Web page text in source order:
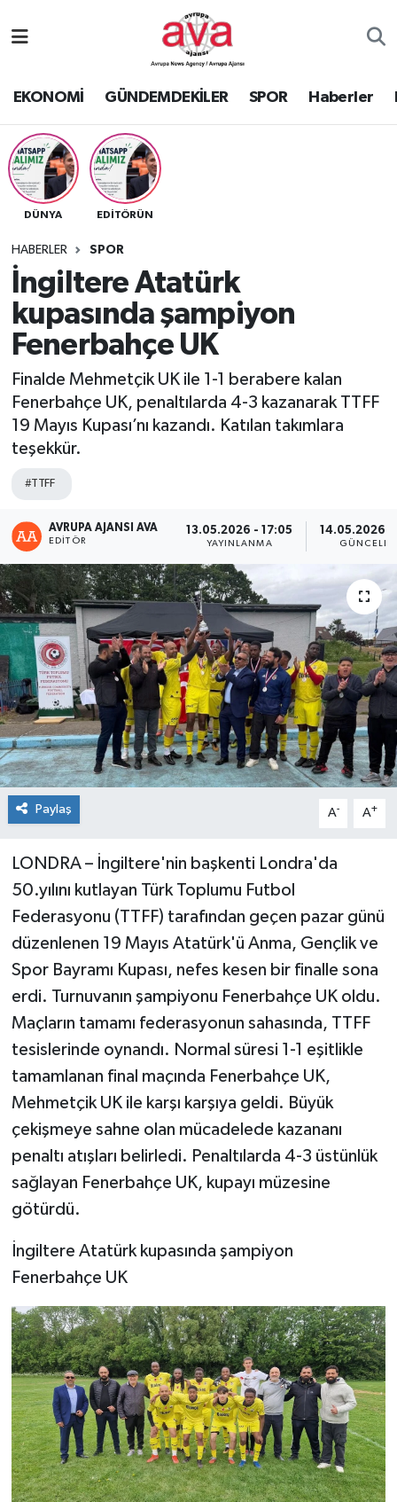
EKONOMİ GÜNDEMDEKİLER SPOR Haberler
DÜNYA EDİTÖRÜN
HABERLER SPOR
İngiltere Atatürk
kupasında şampiyon
Fenerbahçe UK
Finalde Mehmetçik UK ile 1-1 berabere kalan
Fenerbahçe UK, penaltılarda 4-3 kazanarak TTFF
19 Mayıs Kupası’nı kazandı. Katılan takımlara
teşekkür.
#TTFF
AVRUPA AJANSI AVA
EDITÖR
13.05.2026 - 17:05
YAYINLANMA
14.05.2026 -
Paylaş A- A+
LONDRA – İngiltere'nin başkenti Londra'da
50.yılını kutlayan Türk Toplumu Futbol
Federasyonu (TTFF) tarafından geçen pazar günü
düzenlenen 19 Mayıs Atatürk'ü Anma, Gençlik ve
Spor Bayramı Kupası, nefes kesen bir finalle sona
erdi. Turnuvanın şampiyonu Fenerbahçe UK oldu.
Maçların tamamı federasyonun sahasında, TTFF
tesislerinde oynandı. Normal süresi 1-1 eşitlikle
tamamlanan final maçında Fenerbahçe UK,
Mehmetçik UK ile karşı karşıya geldi. Büyük
çekişmeye sahne olan mücadelede kazananı
penaltı atışları belirledi. Penaltılarda 4-3 üstünlük
sağlayan Fenerbahçe UK, kupayı müzesine
götürdü.
İngiltere Atatürk kupasında şampiyon
Fenerbahçe UK
Nöbetçi Eczaneler
Namaz Vakitleri
Trafik Durumu
Süper Lig Puan Durumu ve Fikstür
Tüm Manşetler
Son Dakika Haberleri
Haber Arşivi